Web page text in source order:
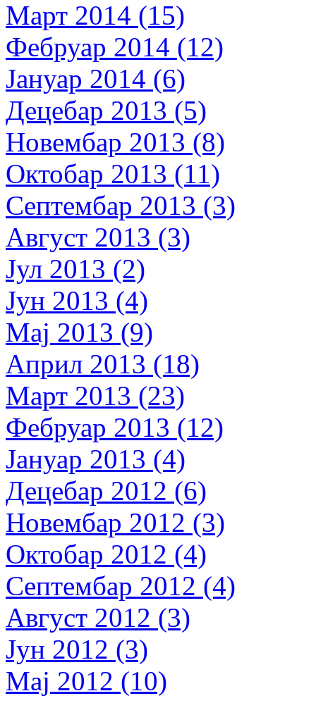
Март 2014 (15)
Фебруар 2014 (12)
Јануар 2014 (6)
Децебар 2013 (5)
Новембар 2013 (8)
Октобар 2013 (11)
Септембар 2013 (3)
Август 2013 (3)
Јул 2013 (2)
Јун 2013 (4)
Мај 2013 (9)
Април 2013 (18)
Март 2013 (23)
Фебруар 2013 (12)
Јануар 2013 (4)
Децебар 2012 (6)
Новембар 2012 (3)
Октобар 2012 (4)
Септембар 2012 (4)
Август 2012 (3)
Јун 2012 (3)
Мај 2012 (10)